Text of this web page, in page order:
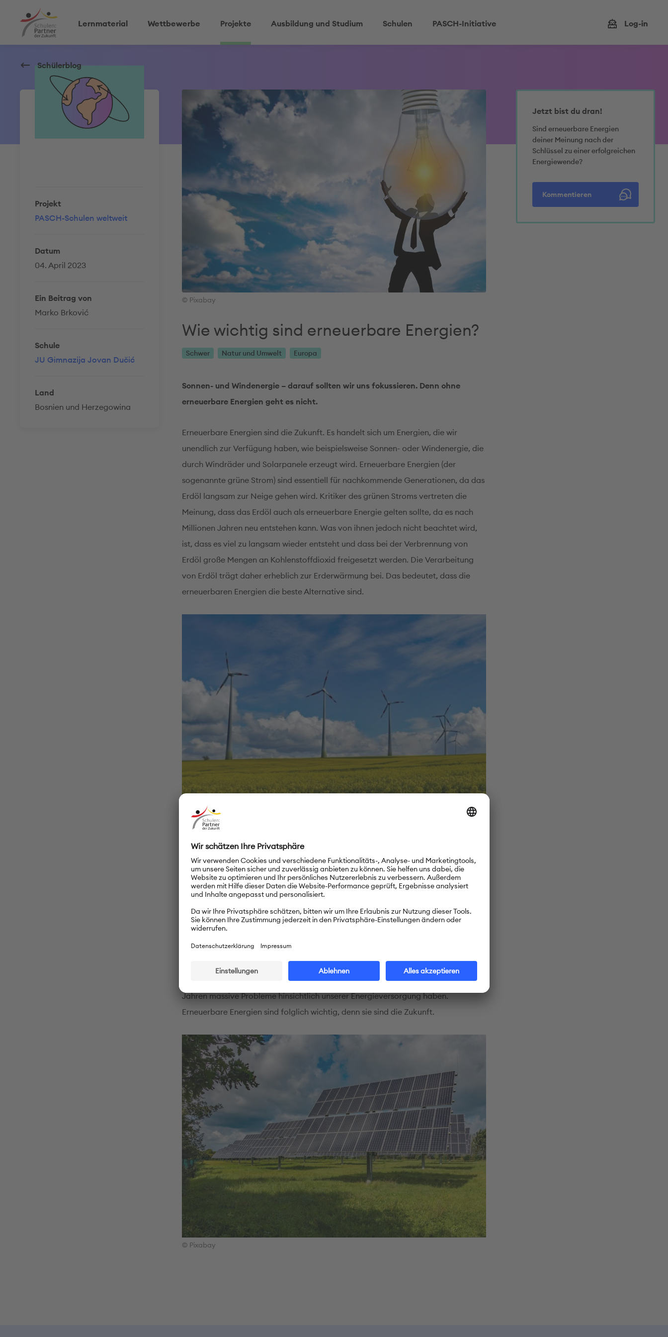
Lernmaterial Wettbewerbe Projekte Ausbildung und Studium Schulen PASCH-Initiative Log-in
Schülerblog
Projekt
PASCH-Schulen weltweit
Datum
04. April 2023
Ein Beitrag von
Marko Brković
Schule
JU Gimnazija Jovan Dučić
Land
Bosnien und Herzegowina
© Pixabay
Wie wichtig sind erneuerbare Energien?
Schwer Natur und Umwelt Europa
Jetzt bist du dran!
Sind erneuerbare Energien
deiner Meinung nach der
Schlüssel zu einer erfolgreichen
Energiewende?
Kommentieren
Sonnen- und Windenergie – darauf sollten wir uns fokussieren. Denn ohne
erneuerbare Energien geht es nicht.
Erneuerbare Energien sind die Zukunft. Es handelt sich um Energien, die wir
unendlich zur Verfügung haben, wie beispielsweise Sonnen- oder Windenergie, die
durch Windräder und Solarpanele erzeugt wird. Erneuerbare Energien (der
sogenannte grüne Strom) sind essentiell für nachkommende Generationen, da das
Erdöl langsam zur Neige gehen wird. Kritiker des grünen Stroms vertreten die
Meinung, dass das Erdöl auch als erneuerbare Energie gelten sollte, da es nach
Millionen Jahren neu entstehen kann. Was von ihnen jedoch nicht beachtet wird,
ist, dass es viel zu langsam wieder entsteht und dass bei der Verbrennung von
Erdöl große Mengen an Kohlenstoffdioxid freigesetzt werden. Die Verarbeitung
von Erdöl trägt daher erheblich zur Erderwärmung bei. Das bedeutet, dass die
erneuerbaren Energien die beste Alternative sind.
© Pixabay
Doch um diese Alternative des grünen Stroms umsetzen zu können, müssen noch
viele Dinge verändert werden. So ist es notwendig, dass jeder im Rahmen seiner
Möglichkeiten eine eigene Solaranlage auf dem Dach hat, um seinen eigenen
Strom, vor allem im Sommer, zu produzieren. Diese Anlagen haben jedoch auch
das Potenzial, zu viel Strom zu generieren, was gefährlich für das gesamte
Stromnetz sein könnte. Daher ist die Aufgabe unserer Generation Z, die
Technologie weiterzuentwickeln, die es uns ermöglicht, diese Energie, diesen
Strom zu speichern, um ihn auch an wolkenverhangenen Tagen nutzen zu können.
Wir sind verpflichtet, dies zu tun. Denn falls es nicht passiert, werden wir in einigen
Jahren massive Probleme hinsichtlich unserer Energieversorgung haben.
Erneuerbare Energien sind folglich wichtig, denn sie sind die Zukunft.
© Pixabay